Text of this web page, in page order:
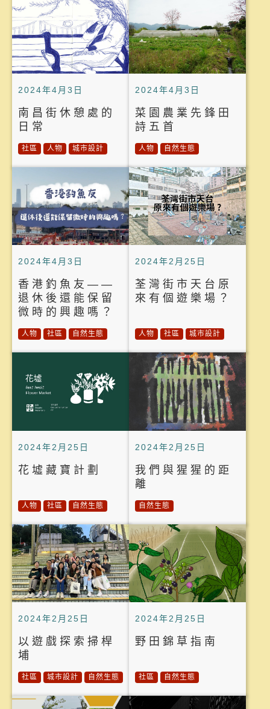
2024年4月3日
南昌街休憩處的
日常
社區 人物 城市設計
2024年4月3日
菜園農業先鋒田
詩五首
人物 自然生態
2024年4月3日
香港釣魚友——
退休後還能保留
微時的興趣嗎？
人物 社區 自然生態
2024年2月25日
荃灣街市天台原
來有個遊樂場？
人物 社區 城市設計
2024年2月25日
花墟藏寶計劃
人物 社區 自然生態
2024年2月25日
我們與猩猩的距
離
自然生態
2024年2月25日
以遊戲探索掃桿
埔
社區 城市設計 自然生態
2024年2月25日
野田錦草指南
社區 自然生態